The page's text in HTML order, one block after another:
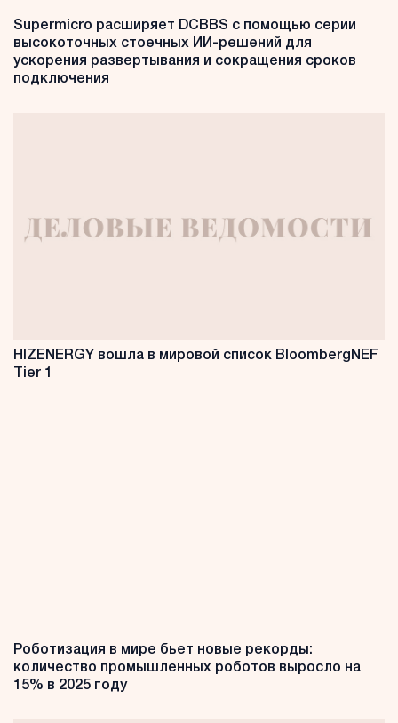
Supermicro расширяет DCBBS с помощью серии
высокоточных стоечных ИИ-решений для
ускорения развертывания и сокращения сроков
подключения
HIZENERGY вошла в мировой список BloombergNEF
Tier 1
Роботизация в мире бьет новые рекорды:
количество промышленных роботов выросло на
15% в 2025 году